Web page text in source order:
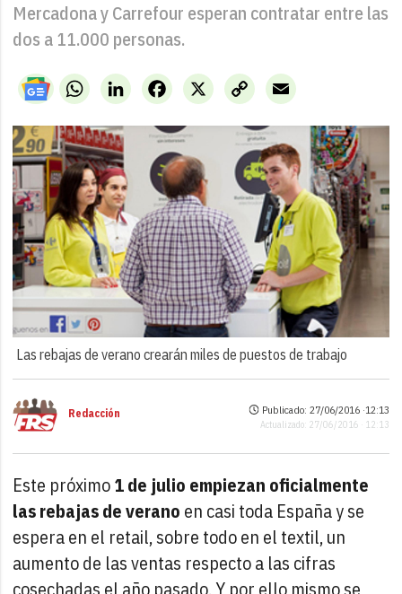
Mercadona y Carrefour esperan contratar entre las
dos a 11.000 personas.
WhatsAppLinkedIn X
Facebook
Copy
Link
Email
Las rebajas de verano crearán miles de puestos de trabajo
Redacción Publicado: 27/06/2016 ·12:13
Actualizado: 27/06/2016 · 12:13
Este próximo1 de julio empiezan oficialmente
las rebajas de verano en casi toda España y se
espera en el retail, sobre todo en el textil, un
aumento de las ventas respecto a las cifras
cosechadas el año pasado. Y por ello mismo se